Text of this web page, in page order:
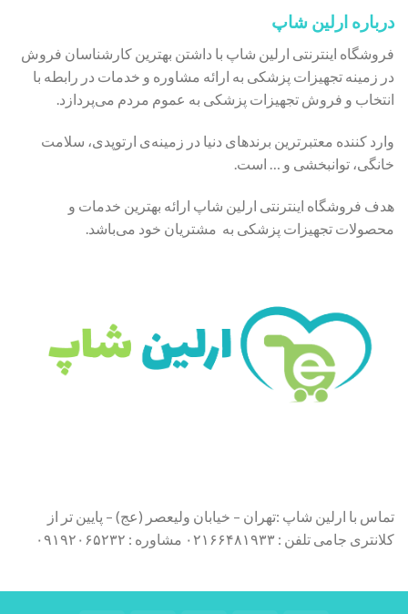
درباره ارلین شاپ
فروشگاه اینترنتی ارلین شاپ با داشتن بهترین کارشناسان فروش
در زمینه تجهیزات پزشکی به ارائه مشاوره و خدمات در رابطه با
انتخاب و فروش تجهیزات پزشکی به عموم مردم می‌پردازد.
وارد کننده معتبرترین برندهای دنیا در زمینه‌ی ارتوپدی، سلامت
خانگی، توانبخشی و … است.
هدف فروشگاه اینترنتی ارلین شاپ ارائه بهترین خدمات و
محصولات تجهیزات پزشکی به مشتریان خود می‌باشد.
تماس با ارلین شاپ :تهران – خیابان ولیعصر (عج) – پایین تر از
کلانتری جامی تلفن : ۰۲۱۶۶۴۸۱۹۳۳ مشاوره : ۰۹۱۹۲۰۶۵۲۳۲